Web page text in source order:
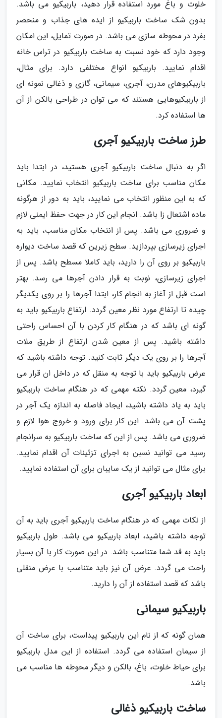
خلوت و باغ مورد استفاده قرار دهید، باربیکیو می باشد.
بدون شک ساخت باربیکیو از ایده های جذاب و منحصر
بفرد در محوطه سازی می باشد. در صورت تمایل، این امکان
وجود دارد که خود نسبت به ساخت باربیکیو در تراس خانه
اقدام نمایید. باربیکیو انواع مختلفی دارد. برای مثال،
باربیکیوهای مدرن، آجری، سیمانی، گازی و ذغالی نمونه ای
از باربیکیوهایی هستند که می توان در طراحی بالکن از آن
ها استفاده کرد.
طرز ساخت باربیکیو آجری
اگر به دنبال ساخت باربیکیو آجری هستید، در ابتدا باید
مکان مناسب برای ساخت باربیکیو انتخاب نمایید. مکانی
که به این منظور انتخاب می نمایید، باید به دور از هرگونه
ماده اشتعال زا باشد. انجام این کار در جهت حفظ ایمنی لازم
و ضروری می باشد. پس از انتخاب مکان مناسب، باید به
اجرای زیرسازی بپردازید. سطح زیرین که قصد ساخت دیواره
باربیکیو بر روی آن را دارید، باید کاملا مسطح باشد. پس از
اجرای زیرسازی، نوبت به قرار دادن آجرها می رسد. بهتر
است قبل از آغاز به انجام کار، ابتدا آجرها را بر روی یکدیگر
چیده تا ارتفاع مورد نظر معین گردد. ارتفاع باربیکیو باید به
گونه ای باشد که در هنگام کار کردن با آن احساس راحتی
داشته باشید. پس از معین شدن ارتفاع از طریق ملات
آجرها را بر روی یک دیگر ثابت کنید. توجه داشته باشید که
عرض باربیکیو باید با توجه به منقل که در داخل ان قرار می
گیرد، معین گردد. نکته مهمی که در هنگام ساخت باربیکیو
باید به یاد داشته باشید، ایجاد فاصله به اندازه یک آجر در
پشت آن می باشد. این کار برای ورود و خروج هوا لازم و
ضروری می باشد. پس از این که ساخت باربیکیو به سرانجام
رسید می توانید نسبن به اجرای تزئینات آن اقدام نمایید.
برای مثال می توانید از یک سایبان برای آن استفاده نمایید.
ابعاد باربیکیو آجری
از نکات مهمی که در هنگام ساخت باربیکیو آجری باید به آن
توجه داشته باشید، ابعاد باربیکیو می باشد. طول باربیکیو
باید به قد شما متناسب باشد. در این صورت کار با آن بسیار
راحت می گردد. عرض آن نیز باید متناسب با عرض منقلی
باشد که قصد استفاده از آن را دارید.
باربیکیو سیمانی
همان گونه که از نام این باربیکیو پیداست، برای ساخت آن
از سیمان استفاده می گردد. استفاده از این مدل باربیکیو
برای حیاط خلوت، باغ، بالکن و دیگر محوطه ها مناسب می
باشد.
ساخت باربیکیو ذغالی